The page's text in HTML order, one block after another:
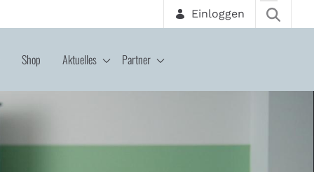
Einloggen
Shop Aktuelles Partner